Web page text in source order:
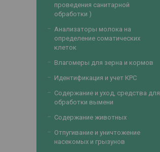
проведения санитарной
обработки )
Анализаторы молока на
определение соматических
клеток
Влагомеры для зерна и кормов
Идентификация и учет КРС
Содержание и уход, средства для
обработки вымени
Содержание животных
Отпугивание и уничтожение
насекомых и грызунов